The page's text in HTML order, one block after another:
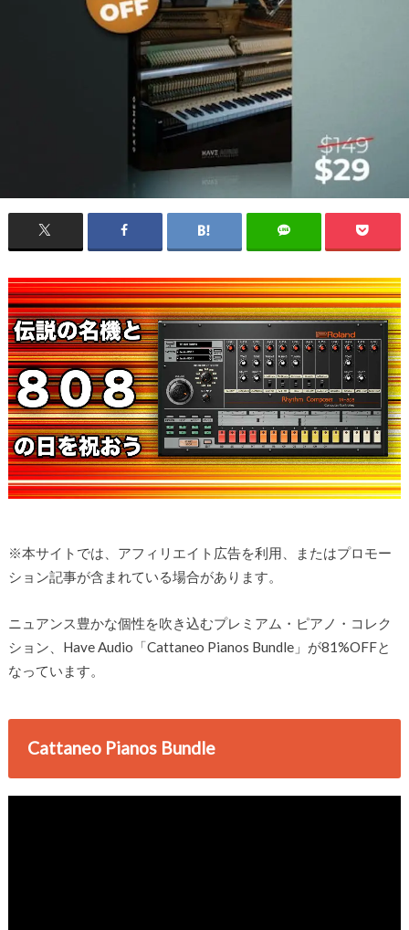
※本サイトでは、アフィリエイト広告を利用、またはプロモー
ション記事が含まれている場合があります。
ニュアンス豊かな個性を吹き込むプレミアム・ピアノ・コレク
ション、Have Audio「Cattaneo Pianos Bundle」が81%OFFと
なっています。
Cattaneo Pianos Bundle